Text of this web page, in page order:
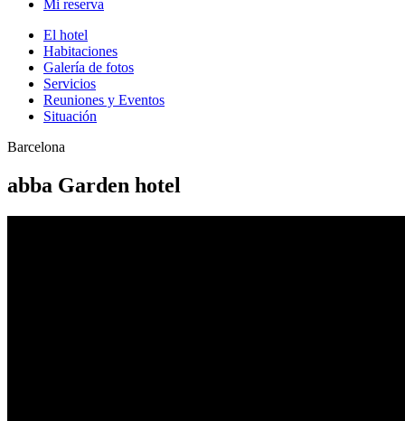
Mi reserva
El hotel
Habitaciones
Galería de fotos
Servicios
Reuniones y Eventos
Situación
Barcelona
abba Garden hotel